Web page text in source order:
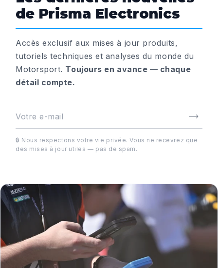
de Prisma Electronics
Accès exclusif aux mises à jour produits,
tutoriels techniques et analyses du monde du
Motorsport. Toujours en avance — chaque
détail compte.
🔒 Nous respectons votre vie privée. Vous ne recevrez que
des mises à jour utiles — pas de spam.